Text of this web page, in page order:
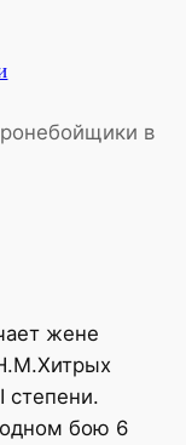
в
жене
степени.
бою 6